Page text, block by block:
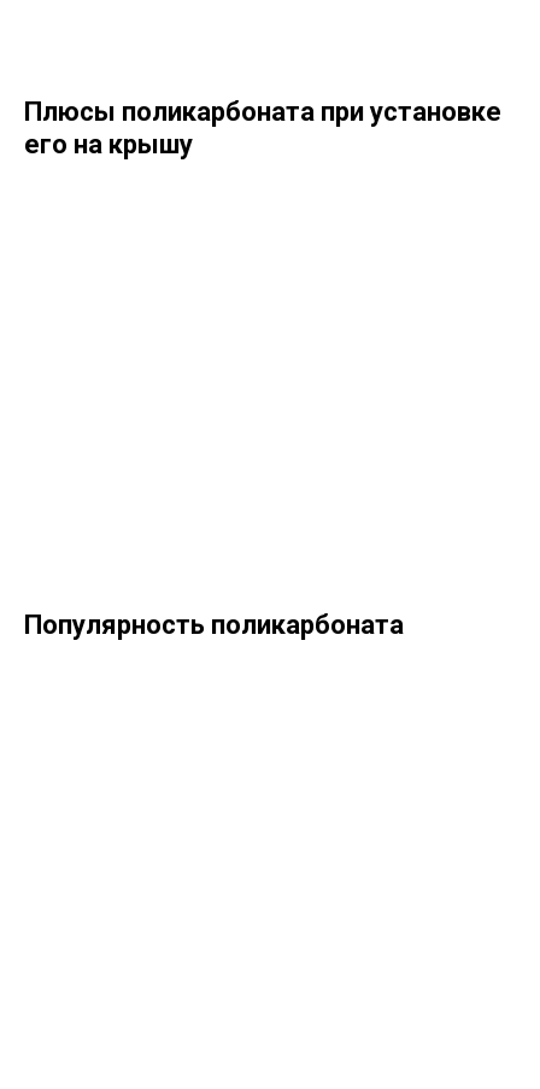
Плюсы поликарбоната при установке
его на крышу
Популярность поликарбоната